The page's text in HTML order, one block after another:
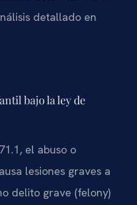
detallado en
bajo la ley de
el abuso o
lesiones graves a
delito grave (felony)